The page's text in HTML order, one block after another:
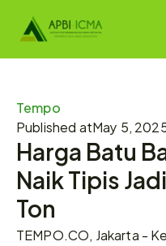
Tempo
Published atMay 5,
Harga Batu
Naik Tipis
Ton
TEMPO.CO, Jakarta -